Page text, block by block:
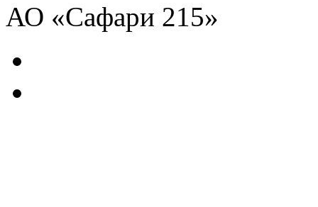
АО «Сафари 215»